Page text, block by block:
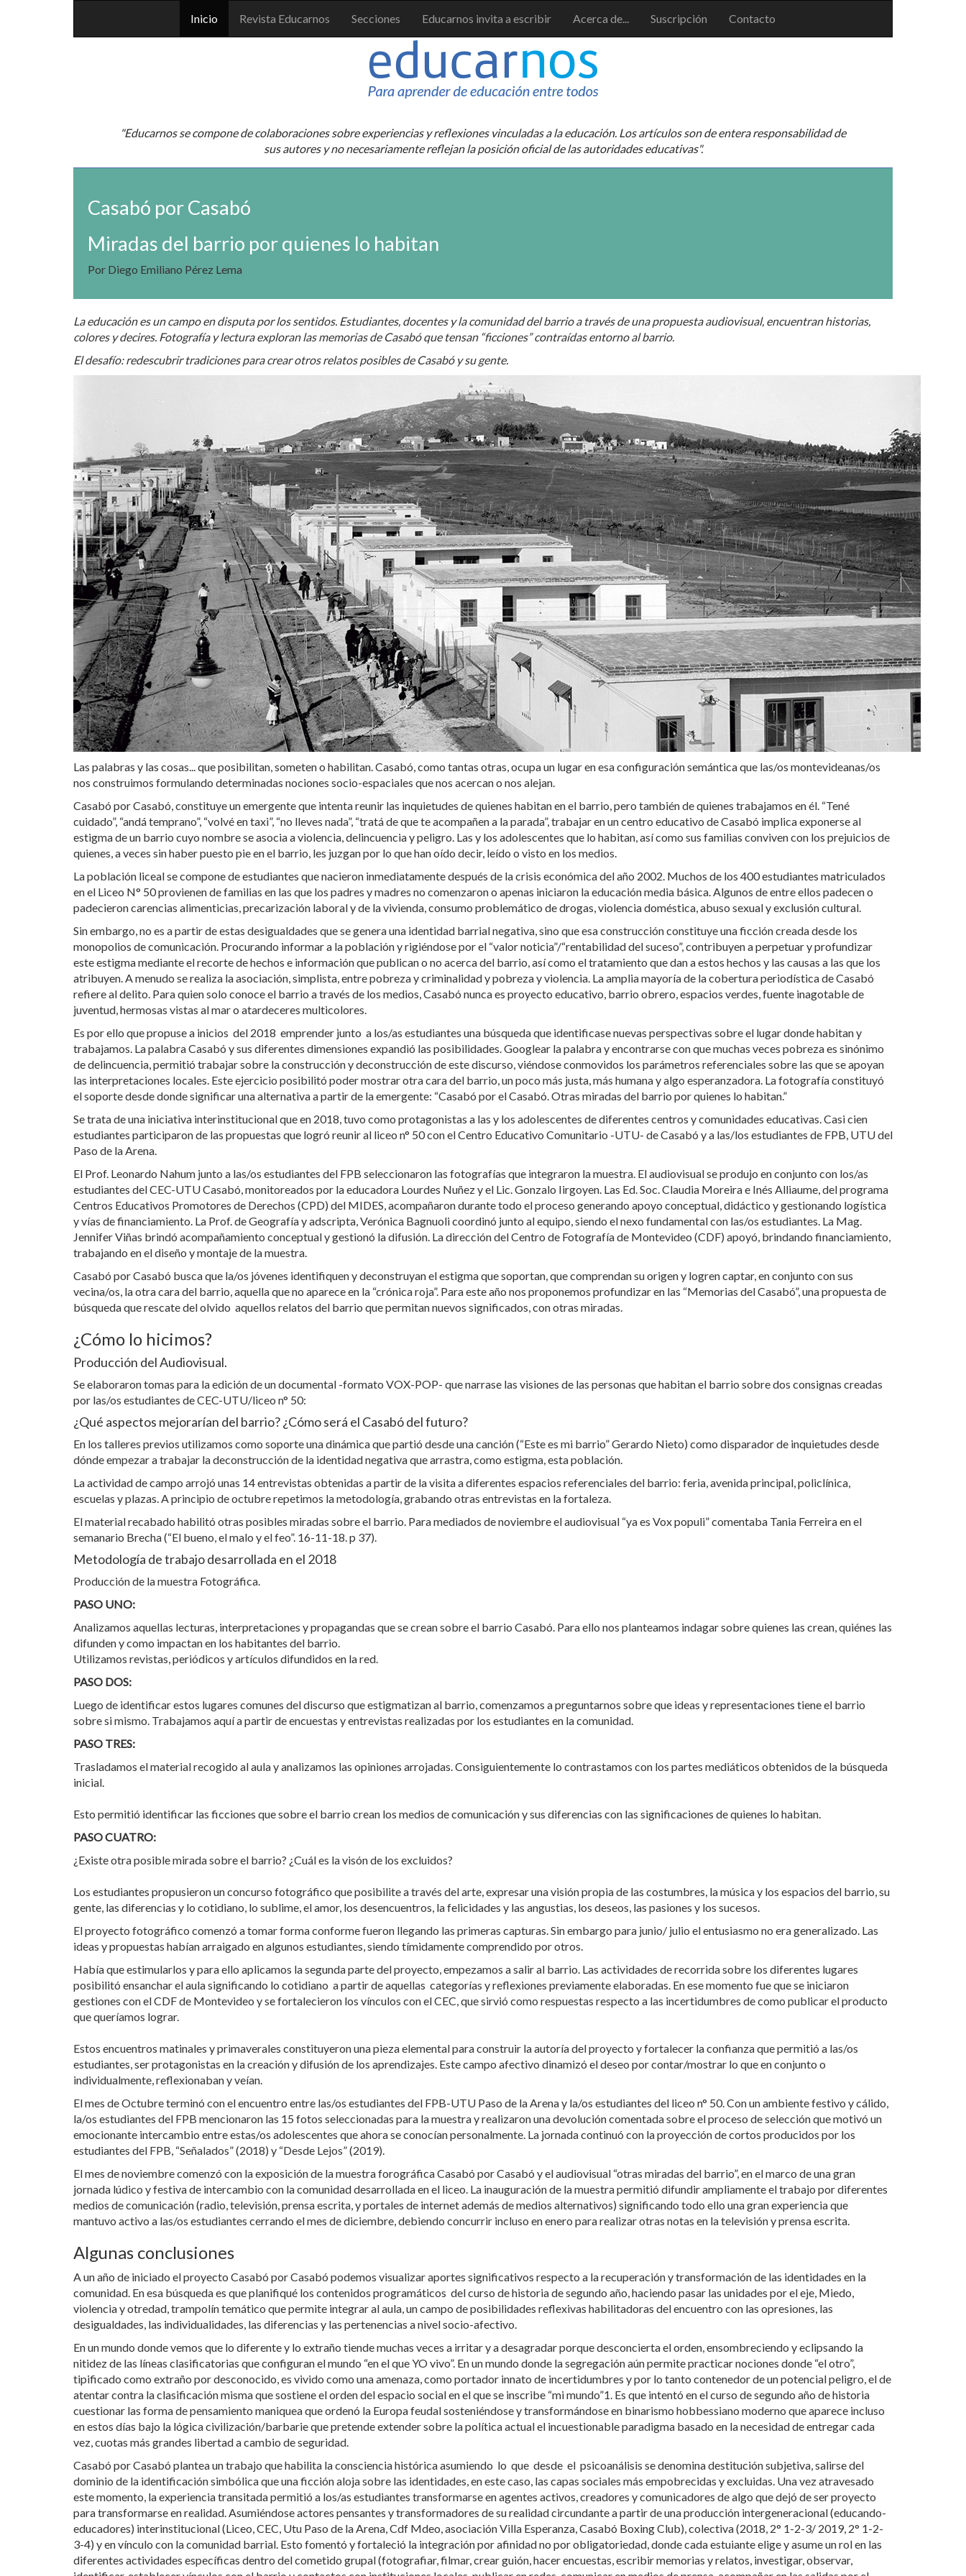
Inicio Revista Educarnos Secciones Educarnos invita a escribir Acerca de... Suscripción Contacto
"Educarnos se compone de colaboraciones sobre experiencias y reflexiones vinculadas a la educación. Los artículos son de entera responsabilidad de
sus autores y no necesariamente reflejan la posición oficial de las autoridades educativas".
Casabó por Casabó
Miradas del barrio por quienes lo habitan
Por Diego Emiliano Pérez Lema
La educación es un campo en disputa por los sentidos. Estudiantes, docentes y la comunidad del barrio a través de una propuesta audiovisual, encuentran historias,
colores y decires. Fotografía y lectura exploran las memorias de Casabó que tensan “ficciones” contraídas entorno al barrio.
El desafío: redescubrir tradiciones para crear otros relatos posibles de Casabó y su gente.
Las palabras y las cosas... que posibilitan, someten o habilitan. Casabó, como tantas otras, ocupa un lugar en esa configuración semántica que las/os montevideanas/os
nos construimos formulando determinadas nociones socio-espaciales que nos acercan o nos alejan.
Casabó por Casabó, constituye un emergente que intenta reunir las inquietudes de quienes habitan en el barrio, pero también de quienes trabajamos en él. “Tené
cuidado”, “andá temprano”, “volvé en taxi”, “no lleves nada”, “tratá de que te acompañen a la parada”, trabajar en un centro educativo de Casabó implica exponerse al
estigma de un barrio cuyo nombre se asocia a violencia, delincuencia y peligro. Las y los adolescentes que lo habitan, así como sus familias conviven con los prejuicios de
quienes, a veces sin haber puesto pie en el barrio, les juzgan por lo que han oído decir, leído o visto en los medios.
La población liceal se compone de estudiantes que nacieron inmediatamente después de la crisis económica del año 2002. Muchos de los 400 estudiantes matriculados
en el Liceo N° 50 provienen de familias en las que los padres y madres no comenzaron o apenas iniciaron la educación media básica. Algunos de entre ellos padecen o
padecieron carencias alimenticias, precarización laboral y de la vivienda, consumo problemático de drogas, violencia doméstica, abuso sexual y exclusión cultural.
Sin embargo, no es a partir de estas desigualdades que se genera una identidad barrial negativa, sino que esa construcción constituye una ficción creada desde los
monopolios de comunicación. Procurando informar a la población y rigiéndose por el “valor noticia”/“rentabilidad del suceso”, contribuyen a perpetuar y profundizar
este estigma mediante el recorte de hechos e información que publican o no acerca del barrio, así como el tratamiento que dan a estos hechos y las causas a las que los
atribuyen. A menudo se realiza la asociación, simplista, entre pobreza y criminalidad y pobreza y violencia. La amplia mayoría de la cobertura periodística de Casabó
refiere al delito. Para quien solo conoce el barrio a través de los medios, Casabó nunca es proyecto educativo, barrio obrero, espacios verdes, fuente inagotable de
juventud, hermosas vistas al mar o atardeceres multicolores.
Es por ello que propuse a inicios del 2018 emprender junto a los/as estudiantes una búsqueda que identificase nuevas perspectivas sobre el lugar donde habitan y
trabajamos. La palabra Casabó y sus diferentes dimensiones expandió las posibilidades. Googlear la palabra y encontrarse con que muchas veces pobreza es sinónimo
de delincuencia, permitió trabajar sobre la construcción y deconstrucción de este discurso, viéndose conmovidos los parámetros referenciales sobre las que se apoyan
las interpretaciones locales. Este ejercicio posibilitó poder mostrar otra cara del barrio, un poco más justa, más humana y algo esperanzadora. La fotografía constituyó
el soporte desde donde significar una alternativa a partir de la emergente: “Casabó por el Casabó. Otras miradas del barrio por quienes lo habitan.”
Se trata de una iniciativa interinstitucional que en 2018, tuvo como protagonistas a las y los adolescentes de diferentes centros y comunidades educativas. Casi cien
estudiantes participaron de las propuestas que logró reunir al liceo n° 50 con el Centro Educativo Comunitario -UTU- de Casabó y a las/los estudiantes de FPB, UTU del
Paso de la Arena.
El Prof. Leonardo Nahum junto a las/os estudiantes del FPB seleccionaron las fotografías que integraron la muestra. El audiovisual se produjo en conjunto con los/as
estudiantes del CEC-UTU Casabó, monitoreados por la educadora Lourdes Nuñez y el Lic. Gonzalo Iirgoyen. Las Ed. Soc. Claudia Moreira e Inés Alliaume, del programa
Centros Educativos Promotores de Derechos (CPD) del MIDES, acompañaron durante todo el proceso generando apoyo conceptual, didáctico y gestionando logística
y vías de financiamiento. La Prof. de Geografía y adscripta, Verónica Bagnuoli coordinó junto al equipo, siendo el nexo fundamental con las/os estudiantes. La Mag.
Jennifer Viñas brindó acompañamiento conceptual y gestionó la difusión. La dirección del Centro de Fotografía de Montevideo (CDF) apoyó, brindando financiamiento,
trabajando en el diseño y montaje de la muestra.
Casabó por Casabó busca que la/os jóvenes identifiquen y deconstruyan el estigma que soportan, que comprendan su origen y logren captar, en conjunto con sus
vecina/os, la otra cara del barrio, aquella que no aparece en la “crónica roja”. Para este año nos proponemos profundizar en las “Memorias del Casabó”, una propuesta de
búsqueda que rescate del olvido aquellos relatos del barrio que permitan nuevos significados, con otras miradas.
¿Cómo lo hicimos?
Producción del Audiovisual.
Se elaboraron tomas para la edición de un documental -formato VOX-POP- que narrase las visiones de las personas que habitan el barrio sobre dos consignas creadas
por las/os estudiantes de CEC-UTU/liceo n° 50:
¿Qué aspectos mejorarían del barrio? ¿Cómo será el Casabó del futuro?
En los talleres previos utilizamos como soporte una dinámica que partió desde una canción (“Este es mi barrio” Gerardo Nieto) como disparador de inquietudes desde
dónde empezar a trabajar la deconstrucción de la identidad negativa que arrastra, como estigma, esta población.
La actividad de campo arrojó unas 14 entrevistas obtenidas a partir de la visita a diferentes espacios referenciales del barrio: feria, avenida principal, policlínica,
escuelas y plazas. A principio de octubre repetimos la metodología, grabando otras entrevistas en la fortaleza.
El material recabado habilitó otras posibles miradas sobre el barrio. Para mediados de noviembre el audiovisual “ya es Vox populi” comentaba Tania Ferreira en el
semanario Brecha (“El bueno, el malo y el feo”. 16-11-18. p 37).
Metodología de trabajo desarrollada en el 2018
Producción de la muestra Fotográfica.
PASO UNO:
Analizamos aquellas lecturas, interpretaciones y propagandas que se crean sobre el barrio Casabó. Para ello nos planteamos indagar sobre quienes las crean, quiénes las
difunden y como impactan en los habitantes del barrio.
Utilizamos revistas, periódicos y artículos difundidos en la red.
PASO DOS:
Luego de identificar estos lugares comunes del discurso que estigmatizan al barrio, comenzamos a preguntarnos sobre que ideas y representaciones tiene el barrio
sobre si mismo. Trabajamos aquí a partir de encuestas y entrevistas realizadas por los estudiantes en la comunidad.
PASO TRES:
Trasladamos el material recogido al aula y analizamos las opiniones arrojadas. Consiguientemente lo contrastamos con los partes mediáticos obtenidos de la búsqueda
inicial.
Esto permitió identificar las ficciones que sobre el barrio crean los medios de comunicación y sus diferencias con las significaciones de quienes lo habitan.
PASO CUATRO:
¿Existe otra posible mirada sobre el barrio? ¿Cuál es la visón de los excluidos?
Los estudiantes propusieron un concurso fotográfico que posibilite a través del arte, expresar una visión propia de las costumbres, la música y los espacios del barrio, su
gente, las diferencias y lo cotidiano, lo sublime, el amor, los desencuentros, la felicidades y las angustias, los deseos, las pasiones y los sucesos.
El proyecto fotográfico comenzó a tomar forma conforme fueron llegando las primeras capturas. Sin embargo para junio/ julio el entusiasmo no era generalizado. Las
ideas y propuestas habían arraigado en algunos estudiantes, siendo tímidamente comprendido por otros.
Había que estimularlos y para ello aplicamos la segunda parte del proyecto, empezamos a salir al barrio. Las actividades de recorrida sobre los diferentes lugares
posibilitó ensanchar el aula significando lo cotidiano a partir de aquellas categorías y reflexiones previamente elaboradas. En ese momento fue que se iniciaron
gestiones con el CDF de Montevideo y se fortalecieron los vínculos con el CEC, que sirvió como respuestas respecto a las incertidumbres de como publicar el producto
que queríamos lograr.
Estos encuentros matinales y primaverales constituyeron una pieza elemental para construir la autoría del proyecto y fortalecer la confianza que permitió a las/os
estudiantes, ser protagonistas en la creación y difusión de los aprendizajes. Este campo afectivo dinamizó el deseo por contar/mostrar lo que en conjunto o
individualmente, reflexionaban y veían.
El mes de Octubre terminó con el encuentro entre las/os estudiantes del FPB-UTU Paso de la Arena y la/os estudiantes del liceo n° 50. Con un ambiente festivo y cálido,
la/os estudiantes del FPB mencionaron las 15 fotos seleccionadas para la muestra y realizaron una devolución comentada sobre el proceso de selección que motivó un
emocionante intercambio entre estas/os adolescentes que ahora se conocían personalmente. La jornada continuó con la proyección de cortos producidos por los
estudiantes del FPB, “Señalados” (2018) y “Desde Lejos” (2019).
El mes de noviembre comenzó con la exposición de la muestra forográfica Casabó por Casabó y el audiovisual “otras miradas del barrio”, en el marco de una gran
jornada lúdico y festiva de intercambio con la comunidad desarrollada en el liceo. La inauguración de la muestra permitió difundir ampliamente el trabajo por diferentes
medios de comunicación (radio, televisión, prensa escrita, y portales de internet además de medios alternativos) significando todo ello una gran experiencia que
mantuvo activo a las/os estudiantes cerrando el mes de diciembre, debiendo concurrir incluso en enero para realizar otras notas en la televisión y prensa escrita.
Algunas conclusiones
A un año de iniciado el proyecto Casabó por Casabó podemos visualizar aportes significativos respecto a la recuperación y transformación de las identidades en la
comunidad. En esa búsqueda es que planifiqué los contenidos programáticos del curso de historia de segundo año, haciendo pasar las unidades por el eje, Miedo,
violencia y otredad, trampolín temático que permite integrar al aula, un campo de posibilidades reflexivas habilitadoras del encuentro con las opresiones, las
desigualdades, las individualidades, las diferencias y las pertenencias a nivel socio-afectivo.
En un mundo donde vemos que lo diferente y lo extraño tiende muchas veces a irritar y a desagradar porque desconcierta el orden, ensombreciendo y eclipsando la
nitidez de las líneas clasificatorias que configuran el mundo “en el que YO vivo”. En un mundo donde la segregación aún permite practicar nociones donde “el otro”,
tipificado como extraño por desconocido, es vivido como una amenaza, como portador innato de incertidumbres y por lo tanto contenedor de un potencial peligro, el de
atentar contra la clasificación misma que sostiene el orden del espacio social en el que se inscribe “mi mundo”1. Es que intentó en el curso de segundo año de historia
cuestionar las forma de pensamiento maniquea que ordenó la Europa feudal sosteniéndose y transformándose en binarismo hobbessiano moderno que aparece incluso
en estos días bajo la lógica civilización/barbarie que pretende extender sobre la política actual el incuestionable paradigma basado en la necesidad de entregar cada
vez, cuotas más grandes libertad a cambio de seguridad.
Casabó por Casabó plantea un trabajo que habilita la consciencia histórica asumiendo lo que desde el psicoanálisis se denomina destitución subjetiva, salirse del
dominio de la identificación simbólica que una ficción aloja sobre las identidades, en este caso, las capas sociales más empobrecidas y excluidas. Una vez atravesado
este momento, la experiencia transitada permitió a los/as estudiantes transformarse en agentes activos, creadores y comunicadores de algo que dejó de ser proyecto
para transformarse en realidad. Asumiéndose actores pensantes y transformadores de su realidad circundante a partir de una producción intergeneracional (educando-
educadores) interinstitucional (Liceo, CEC, Utu Paso de la Arena, Cdf Mdeo, asociación Villa Esperanza, Casabó Boxing Club), colectiva (2018, 2° 1-2-3/ 2019, 2° 1-2-
3-4) y en vínculo con la comunidad barrial. Esto fomentó y fortaleció la integración por afinidad no por obligatoriedad, donde cada estuiante elige y asume un rol en las
diferentes actividades específicas dentro del cometido grupal (fotografiar, filmar, crear guión, hacer encuestas, escribir memorias y relatos, investigar, observar,